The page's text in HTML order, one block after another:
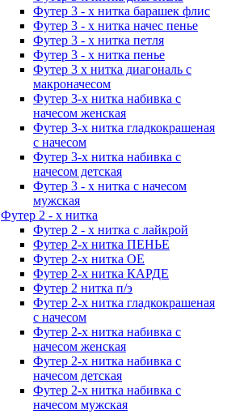
Футер 3 - х нитка барашек флис
Футер 3 - х нитка начес пенье
Футер 3 - х нитка петля
Футер 3 - х нитка пенье
Футер 3 х нитка диагональ с
макроначесом
Футер 3-х нитка набивка с
начесом женская
Футер 3-х нитка гладкокрашеная
с начесом
Футер 3-х нитка набивка с
начесом детская
Футер 3 - х нитка с начесом
мужская
Футер 2 - х нитка
Футер 2 - х нитка с лайкрой
Футер 2-х нитка ПЕНЬЕ
Футер 2-х нитка ОЕ
Футер 2-х нитка КАРДЕ
Футер 2 нитка п/э
Футер 2-х нитка гладкокрашеная
с начесом
Футер 2-х нитка набивка с
начесом женская
Футер 2-х нитка набивка с
начесом детская
Футер 2-х нитка набивка с
начесом мужская